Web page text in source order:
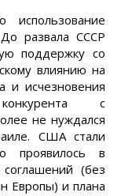
развала СССР
поддержку со
влиянию на
и исчезновения
с
не нуждался
США стали
проявилось в
(без
Европы) и плана